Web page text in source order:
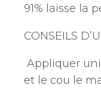
91% laisse la
CONSEILS
Appliquer
et le cou le